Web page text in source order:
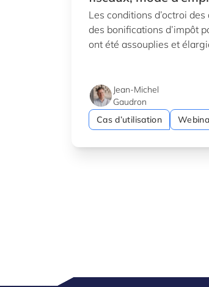
Les conditions d’octroi
des bonifications d’impôt
ont été assouplies et
Jean-Michel
Gaudron
Cas d’utilisation